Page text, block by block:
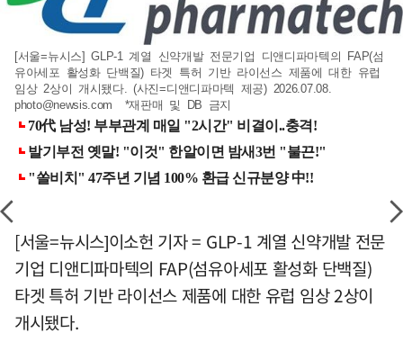
[서울=뉴시스] GLP-1 계열 신약개발 전문기업 디앤디파마텍의 FAP(섬
유아세포 활성화 단백질) 타겟 특허 기반 라이선스 제품에 대한 유럽
임상 2상이 개시됐다. (사진=디앤디파마텍 제공) 2026.07.08.
photo@newsis.com *재판매 및 DB 금지
[서울=뉴시스]이소헌 기자 = GLP-1 계열 신약개발 전문
기업 디앤디파마텍의 FAP(섬유아세포 활성화 단백질)
타겟 특허 기반 라이선스 제품에 대한 유럽 임상 2상이
개시됐다.